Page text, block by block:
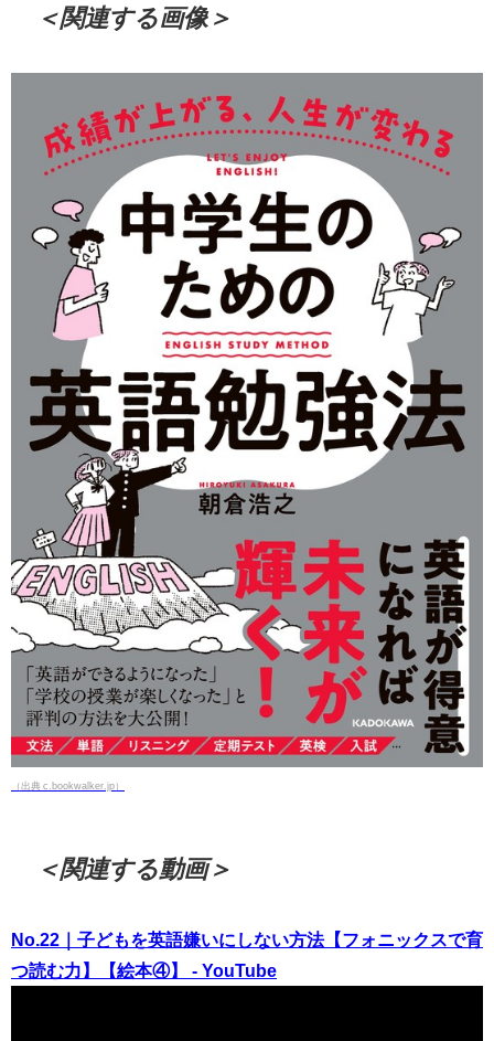
＜関連する画像＞
（出典 c.bookwalker.jp）
＜関連する動画＞
No.22｜子どもを英語嫌いにしない方法【フォニックスで育
つ読む力】【絵本④】 - YouTube